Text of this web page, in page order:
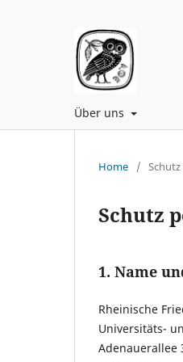
Über uns
Home /
Schutz
1. Name
Rheinische
Universitäts-
Adenauerallee